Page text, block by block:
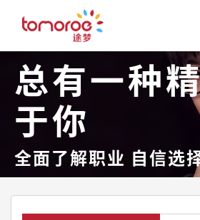
总有一种
于你
全面了解职业 自信选